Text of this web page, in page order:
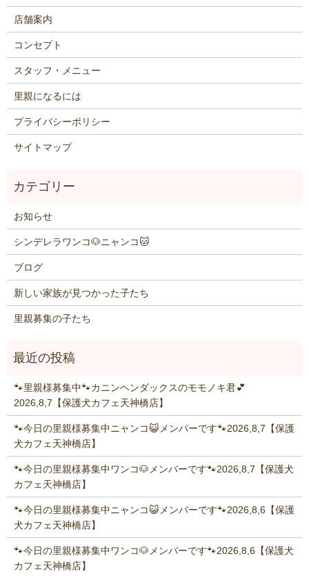
店舗案内
コンセプト
スタッフ・メニュー
里親になるには
プライバシーポリシー
サイトマップ
お知らせ
シンデレラワンコ🐶ニャンコ🐱
ブログ
新しい家族が見つかった子たち
里親募集の子たち
🐾里親様募集中🐾カニンヘンダックスのモモノキ君💕
2026,8,7【保護犬カフェ天神橋店】
🐾今日の里親様募集中ニャンコ😺メンバーです🐾2026,8,7【保護
犬カフェ天神橋店】
🐾今日の里親様募集中ワンコ🐶メンバーです🐾2026,8,7【保護犬
カフェ天神橋店】
🐾今日の里親様募集中ニャンコ😺メンバーです🐾2026,8,6【保護
犬カフェ天神橋店】
🐾今日の里親様募集中ワンコ🐶メンバーです🐾2026,8,6【保護犬
カフェ天神橋店】